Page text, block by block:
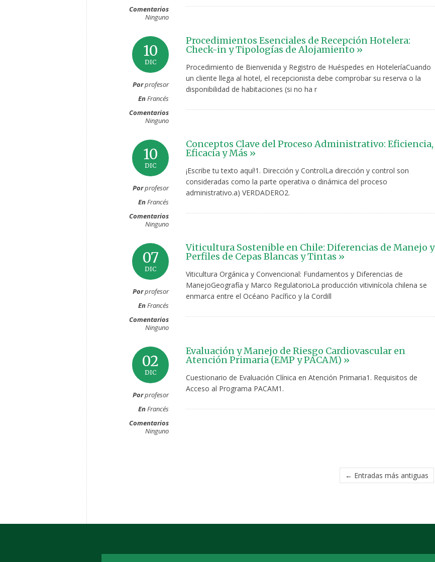
Comentarios
Ninguno
10
DIC
Porprofesor
EnFrancés
Comentarios
Ninguno
Procedimientos Esenciales de Recepción Hotelera:
Check-in y Tipologías de Alojamiento »
Procedimiento de Bienvenida y Registro de Huéspedes en HoteleríaCuando
un cliente llega al hotel, el recepcionista debe comprobar su reserva o la
disponibilidad de habitaciones (si no ha r
10
DIC
Porprofesor
EnFrancés
Comentarios
Ninguno
Conceptos Clave del Proceso Administrativo: Eficiencia,
Eficacia y Más »
¡Escribe tu texto aquí!1. Dirección y ControlLa dirección y control son
consideradas como la parte operativa o dinámica del proceso
administrativo.a) VERDADERO2.
07
DIC
Porprofesor
EnFrancés
Comentarios
Ninguno
Viticultura Sostenible en Chile: Diferencias de Manejo y
Perfiles de Cepas Blancas y Tintas »
Viticultura Orgánica y Convencional: Fundamentos y Diferencias de
ManejoGeografía y Marco RegulatorioLa producción vitivinícola chilena se
enmarca entre el Océano Pacífico y la Cordill
02
DIC
Porprofesor
EnFrancés
Comentarios
Ninguno
Evaluación y Manejo de Riesgo Cardiovascular en
Atención Primaria (EMP y PACAM) »
Cuestionario de Evaluación Clínica en Atención Primaria1. Requisitos de
Acceso al Programa PACAM1.
← Entradas más antiguas